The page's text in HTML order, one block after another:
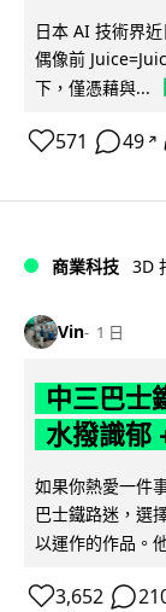
日本 AI 技術界
偶像前
下，僅憑藉與...
571 49 ↗
商業科技 3D
Vin 1 日
中三巴士
水撥識郁
如果你熱愛一件
巴士鐵路迷，選
以運作的作品。
3,652